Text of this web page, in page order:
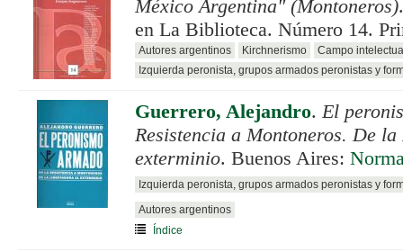
México Argentina" (Montoneros)
en La Biblioteca. Número 14.
Autores argentinos Kirchnerismo
Campo
Izquierda peronista, grupos armados peronistas y
Guerrero, Alejandro. El
Resistencia a Montoneros. De
exterminio. Buenos Aires:
Izquierda peronista, grupos armados peronistas y
Autores argentinos
Índice